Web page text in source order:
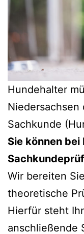
Hundehalter
Niedersachsen
Sachkunde
Sie können bei
Wir bereiten
theoretische
Hierfür steht
anschließende